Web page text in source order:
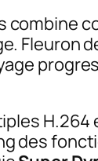
combine
Fleuron
des